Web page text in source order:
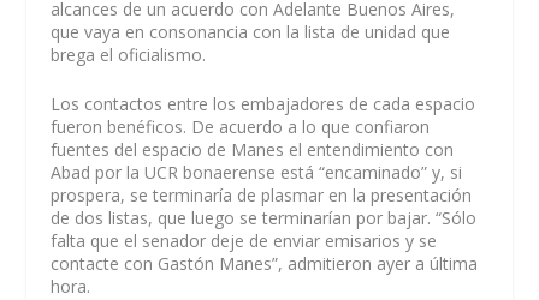
alcances de un acuerdo con Adelante Buenos Aires,
que vaya en consonancia con la lista de unidad que
brega el oficialismo.
Los contactos entre los embajadores de cada espacio
fueron benéficos. De acuerdo a lo que confiaron
fuentes del espacio de Manes el entendimiento con
Abad por la UCR bonaerense está “encaminado” y, si
prospera, se terminaría de plasmar en la presentación
de dos listas, que luego se terminarían por bajar. “Sólo
falta que el senador deje de enviar emisarios y se
contacte con Gastón Manes”, admitieron ayer a última
hora.